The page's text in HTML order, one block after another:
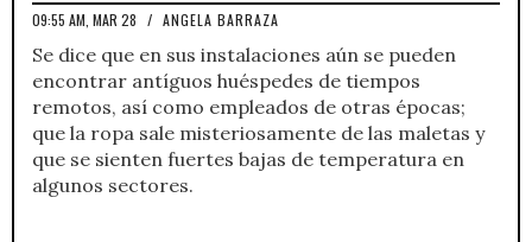
09:55 AM, MAR 28 / ANGELA BARRAZA
Se dice que en sus instalaciones aún se pueden
encontrar antíguos huéspedes de tiempos
remotos, así como empleados de otras épocas;
que la ropa sale misteriosamente de las maletas y
que se sienten fuertes bajas de temperatura en
algunos sectores.